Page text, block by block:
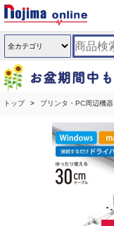
トップ プリンタ・PC周辺機器